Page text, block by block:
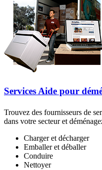
Services Aide pour
Trouvez des fournisseurs de
dans votre secteur et
Charger et décharger
Emballer et déballer
Conduire
Nettoyer